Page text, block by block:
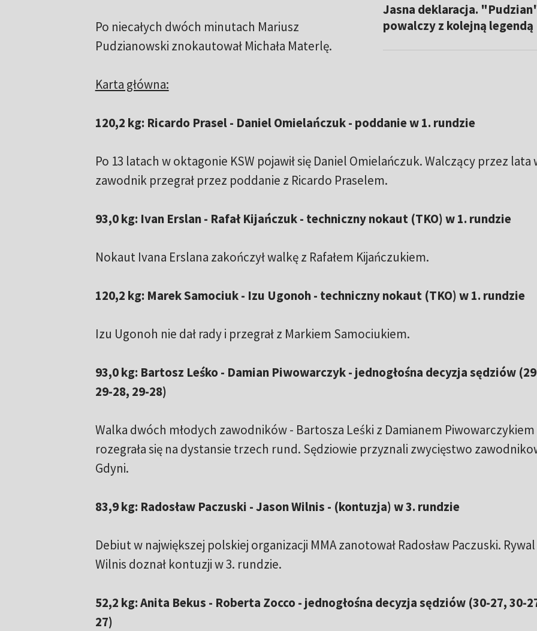
Jasna deklaracja.
powalczy z kolejną legendą
Po niecałych dwóch minutach Mariusz
Pudzianowski znokautował Michała Materlę.
Karta główna:
120,2 kg: Ricardo Prasel - Daniel Omielańczuk - poddanie w 1. rundzie
Po 13 latach w oktagonie KSW pojawił się Daniel Omielańczuk. Walczący przez lata
zawodnik przegrał przez poddanie z Ricardo Praselem.
93,0 kg: Ivan Erslan - Rafał Kijańczuk - techniczny nokaut (TKO) w 1. rundzie
Nokaut Ivana Erslana zakończył walkę z Rafałem Kijańczukiem.
120,2 kg: Marek Samociuk - Izu Ugonoh - techniczny nokaut (TKO) w 1. rundzie
Izu Ugonoh nie dał rady i przegrał z Markiem Samociukiem.
93,0 kg: Bartosz Leśko - Damian Piwowarczyk - jednogłośna decyzja sędziów
29-28, 29-28)
Walka dwóch młodych zawodników - Bartosza Leśki z Damianem Piwowarczykiem
rozegrała się na dystansie trzech rund. Sędziowie przyznali zwycięstwo
Gdyni.
83,9 kg: Radosław Paczuski - Jason Wilnis - (kontuzja) w 3. rundzie
Debiut w największej polskiej organizacji MMA zanotował Radosław Paczuski.
Wilnis doznał kontuzji w 3. rundzie.
52,2 kg: Anita Bekus - Roberta Zocco - jednogłośna decyzja sędziów (30-27, 30-
27)